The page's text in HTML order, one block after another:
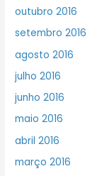
outubro 2016
setembro 2016
agosto 2016
julho 2016
junho 2016
maio 2016
abril 2016
março 2016